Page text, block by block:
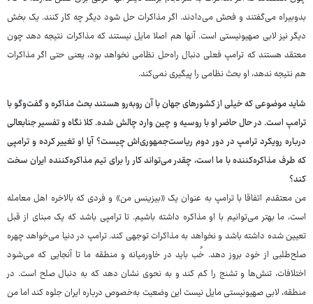
بدوبیراه می‌گفتند و فحش می‌دادند. اگر مذاکرات حل شود دیگر چه کار کنند. یک بخش
دیگر نیز لابی صهیونیستی است. آنها هم اصلا مایل نیستند که مذاکرات نتیجه دهد چون
معتقد هستند که ترامپ فعلی دنبال راه‌حل نظامی نخواهد بود، یعنی حتی اگر مذاکرات
هم نتیجه ندهد، او بحث نظامی را پیگیری نمی‌کند.
شاید موضوعی که خیلی از کشورهای جهان با آن روبه‌رو هستند بحث مذاکره و گفت‌وگو با
ترامپ است. در حال حاضر او با روسیه و چین وارد چالش شده. کلا نگاه و تفسیر جنابعالی
درباره رویکرد ترامپ در دور دوم ریاست‌جمهوری‌اش چیست؟ آیا او تغییر کرده و ترامپی
که طرف مذاکره‌کننده با ما است، چقدر می‌تواند کار را برای تیم مذاکره‌کننده ایران سخت
کند؟
من معتقدم اتفاقا با ترامپ به عنوان یک «بیزینس من» و فردی که بالاخره اهل معامله
است، ما بهتر می‌توانیم با او مذاکره داشته باشیم. تا ترامپی باشد که یک مبنای از قبل
تعیین شده داشته باشد و نخواهد به مذاکرات توجهی کند. ترامپ در دنیا می‌خواهد چهره
صلح‌طلبی از خود بروز دهد. خُب باید در خاورمیانه و منطقه ما تا آنجایی که می‌شود
اختلافات، تنش‌ها و تشنج را کم کند و به نحوی نشان دهد که به دنبال صلح است. در
منطقه، لابی صهیونیستی مایل نیست این وضعیت به‌خصوص درباره ایران جلوه کند اما من